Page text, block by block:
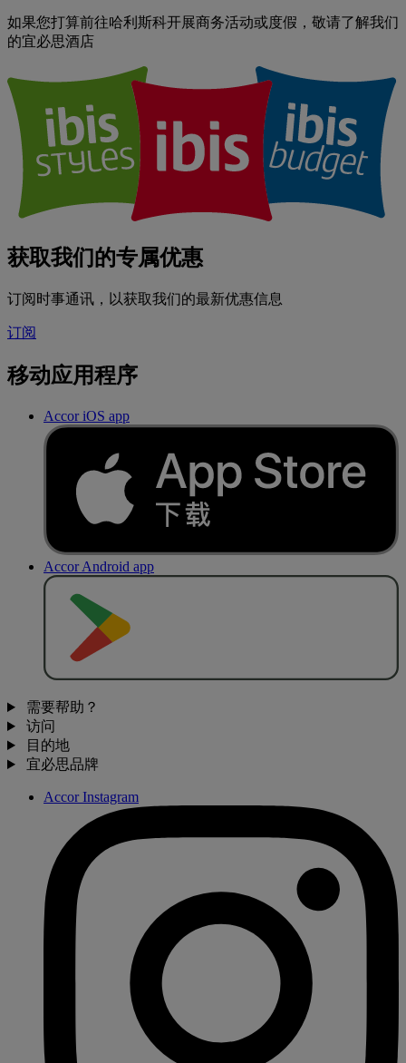
如果您打算前往哈利斯科开展商务活动或度假，敬请了解我们
的宜必思酒店
获取我们的专属优惠
订阅时事通讯，以获取我们的最新优惠信息
订阅
移动应用程序
Accor iOS app
Accor Android app
需要帮助？
访问
目的地
宜必思品牌
Accor Instagram